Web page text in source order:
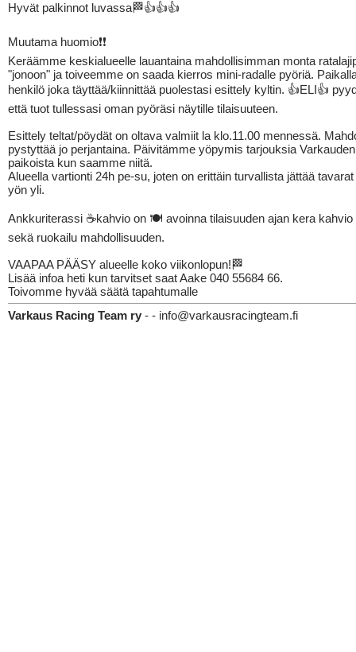
Hyvät palkinnot luvassa🏁👍👍👍
Muutama huomio❗️❗️
Keräämme keskialueelle lauantaina mahdollisimman monta
"jonoon" ja toiveemme on saada kierros mini-radalle pyöriä.
henkilö joka täyttää/kiinnittää puolestasi esittely kyltin. 👍ELI👍
että tuot tullessasi oman pyöräsi näytille tilaisuuteen.
Esittely teltat/pöydät on oltava valmiit la klo.11.00 mennessä.
pystyttää jo perjantaina. Päivitämme yöpymis tarjouksia
paikoista kun saamme niitä.
Alueella vartionti 24h pe-su, joten on erittäin turvallista jättää
yön yli.
Ankkuriterassi ☕️kahvio on 🍽 avoinna tilaisuuden ajan kera kahvio
sekä ruokailu mahdollisuuden.
VAAPAA PÄÄSY alueelle koko viikonlopun!🏁
Lisää infoa heti kun tarvitset saat Aake 040 55684 66.
Toivomme hyvää säätä tapahtumalle
Varkaus Racing Team ry - - info@varkausracingteam.fi